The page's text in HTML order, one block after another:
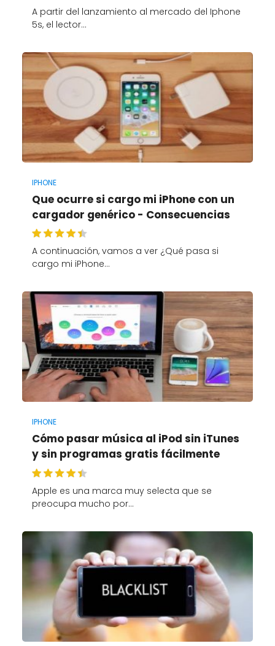
A partir del lanzamiento al mercado del Iphone
5s, el lector…
IPHONE
Que ocurre si cargo mi iPhone con un
cargador genérico - Consecuencias
A continuación, vamos a ver ¿Qué pasa si
cargo mi iPhone…
IPHONE
Cómo pasar música al iPod sin iTunes
y sin programas gratis fácilmente
Apple es una marca muy selecta que se
preocupa mucho por…